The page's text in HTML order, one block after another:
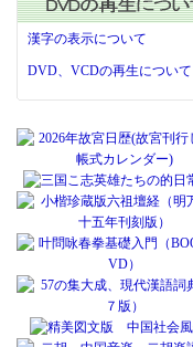
漢字の表示について
DVD、VCDの再生について